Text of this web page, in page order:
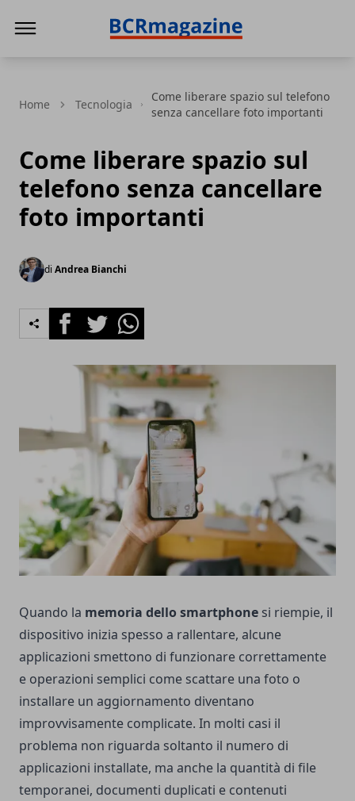
Home Tecnologia
Come liberare spazio sul telefono
senza cancellare foto importanti
Come liberare spazio sul
telefono senza cancellare
foto importanti
di Andrea Bianchi
FacebookTwitterWhatsapp
Quando la memoria dello smartphone si riempie, il
dispositivo inizia spesso a rallentare, alcune
applicazioni smettono di funzionare correttamente
e operazioni semplici come scattare una foto o
installare un aggiornamento diventano
improvvisamente complicate. In molti casi il
problema non riguarda soltanto il numero di
applicazioni installate, ma anche la quantità di file
temporanei, documenti duplicati e contenuti